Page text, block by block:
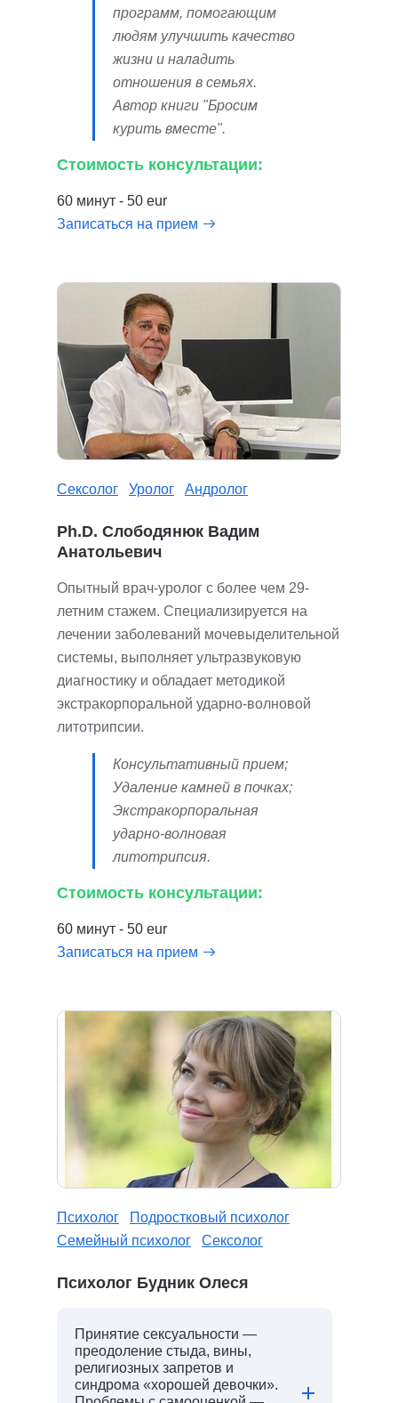
программ, помогающим
людям улучшить качество
жизни и наладить
отношения в семьях.
Автор книги "Бросим
курить вместе".
Стоимость консультации:
60 минут - 50 eur
Записаться на прием
Сексолог Уролог Андролог
Ph.D. Слободянюк Вадим
Анатольевич
Опытный врач-уролог с более чем 29-
летним стажем. Специализируется на
лечении заболеваний мочевыделительной
системы, выполняет ультразвуковую
диагностику и обладает методикой
экстракорпоральной ударно-волновой
литотрипсии.
Консультативный прием;
Удаление камней в почках;
Экстракорпоральная
ударно-волновая
литотрипсия.
Стоимость консультации:
60 минут - 50 eur
Записаться на прием
Психолог
Подростковый психолог
Семейный психолог
Сексолог
Психолог Будник Олеся
Принятие сексуальности —
преодоление стыда, вины,
религиозных запретов и
синдрома «хорошей девочки».